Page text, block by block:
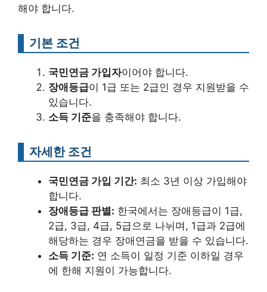
해야 합니다.
기본 조건
국민연금 가입자이어야 합니다.
장애등급이 1급 또는 2급인 경우 지원받을 수
있습니다.
소득 기준을 충족해야 합니다.
자세한 조건
국민연금 가입 기간: 최소 3년 이상 가입해야
합니다.
장애등급 판별: 한국에서는 장애등급이 1급,
2급, 3급, 4급, 5급으로 나뉘며, 1급과 2급에
해당하는 경우 장애연금을 받을 수 있습니다.
소득 기준: 연 소득이 일정 기준 이하일 경우
에 한해 지원이 가능합니다.